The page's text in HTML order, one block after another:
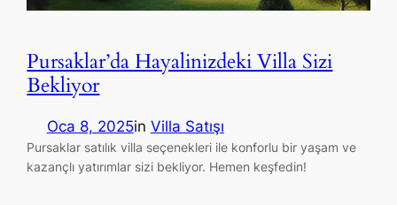
Pursaklar’da Hayalinizdeki Villa Sizi
Bekliyor
Oca 8, 2025in Villa Satışı
Pursaklar satılık villa seçenekleri ile konforlu bir yaşam ve
kazançlı yatırımlar sizi bekliyor. Hemen keşfedin!